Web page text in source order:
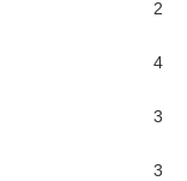
2
4
3
3